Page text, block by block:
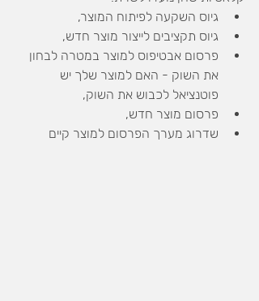
גיוס השקעה לפיתוח המוצר,
גיוס תקציבים לייצור מוצר חדש,
פרסום אבטיפוס למוצר במטרה לבחון
את השוק - האם למוצר שלך יש
פוטנציאל לכבוש את השוק,
פרסום מוצר חדש,
שדרוג מערך הפרסום למוצר קיים